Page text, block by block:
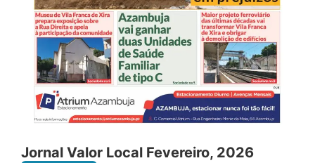
Jornal Valor Local Fevereiro, 2026